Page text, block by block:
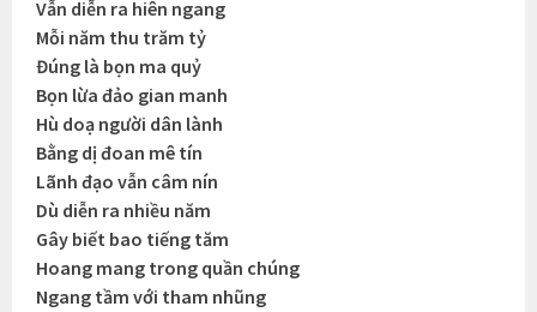
Vẫn diễn ra hiên ngang
Mỗi năm thu trăm tỷ
Đúng là bọn ma quỷ
Bọn lừa đảo gian manh
Hù doạ người dân lành
Bằng dị đoan mê tín
Lãnh đạo vẫn câm nín
Dù diễn ra nhiều năm
Gây biết bao tiếng tăm
Hoang mang trong quần chúng
Ngang tầm với tham nhũng